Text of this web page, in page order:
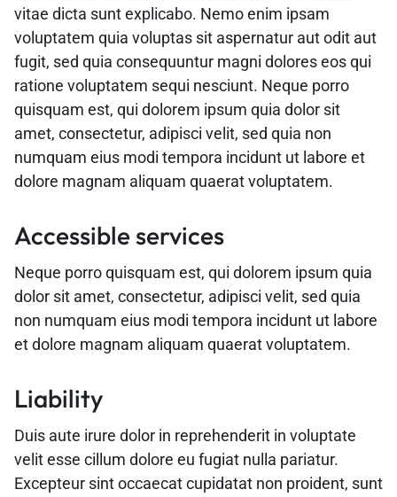
vitae dicta sunt explicabo. Nemo enim ipsam
voluptatem quia voluptas sit aspernatur aut odit aut
fugit, sed quia consequuntur magni dolores eos qui
ratione voluptatem sequi nesciunt. Neque porro
quisquam est, qui dolorem ipsum quia dolor sit
amet, consectetur, adipisci velit, sed quia non
numquam eius modi tempora incidunt ut labore et
dolore magnam aliquam quaerat voluptatem.
Accessible services
Neque porro quisquam est, qui dolorem ipsum quia
dolor sit amet, consectetur, adipisci velit, sed quia
non numquam eius modi tempora incidunt ut labore
et dolore magnam aliquam quaerat voluptatem.
Liability
Duis aute irure dolor in reprehenderit in voluptate
velit esse cillum dolore eu fugiat nulla pariatur.
Excepteur sint occaecat cupidatat non proident, sunt